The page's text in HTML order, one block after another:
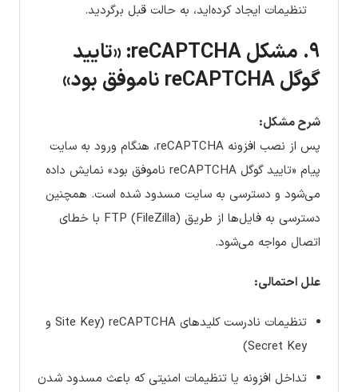
تنظیمات ایجاد کرده‌اید، به حالت قبل برگردید.
۹. مشکل reCAPTCHA: «تایید
گوگل reCAPTCHA ناموفق بود»
شرح مشکل:
پس از نصب افزونه reCAPTCHA، هنگام ورود به سایت
پیام «تایید گوگل reCAPTCHA ناموفق بود» نمایش داده
می‌شود و دسترسی به سایت مسدود شده است. همچنین
دسترسی به فایل‌ها از طریق FTP (FileZilla) با خطای
اتصال مواجه می‌شود.
علل احتمالی:
تنظیمات نادرست کلیدهای reCAPTCHA (Site Key و
Secret Key)
تداخل افزونه یا تنظیمات امنیتی که باعث مسدود شدن